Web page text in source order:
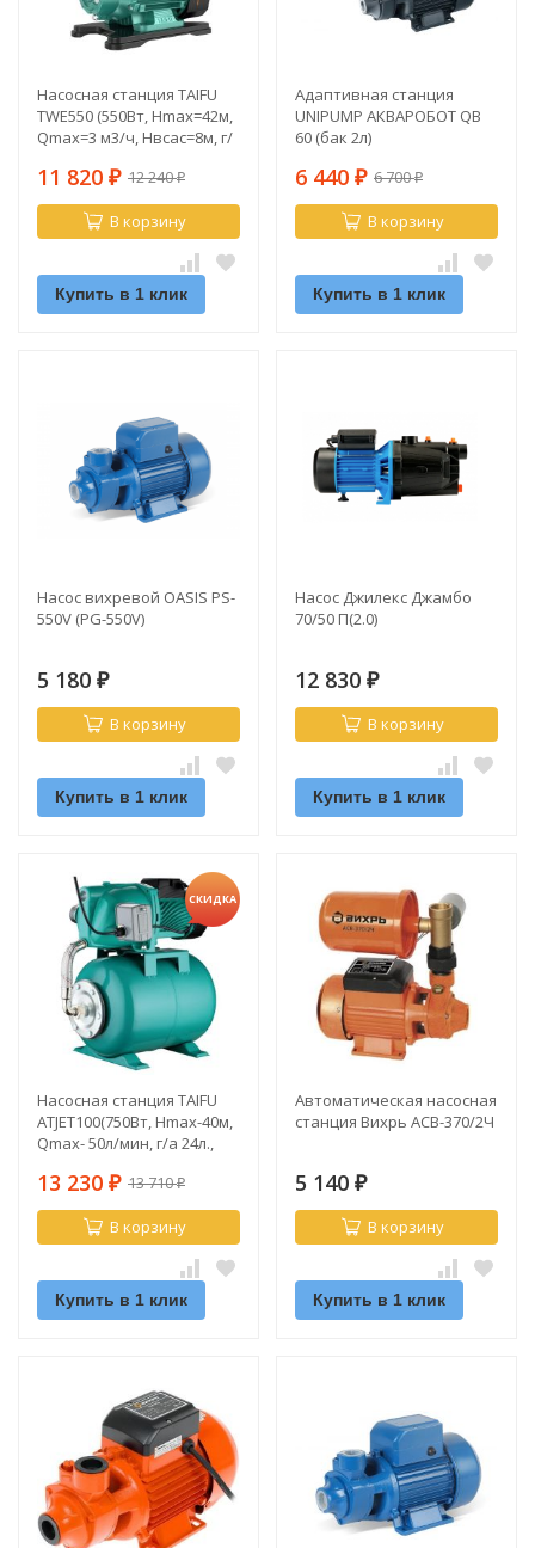
Насосная станция TAIFU
TWE550 (550Вт, Hmax=42м,
Qmax=3 м3/ч, Hвсас=8м, г/
11 820 ₽ 12 240₽
В корзину
Купить в 1 клик
Адаптивная станция
UNIPUMP АКВАРОБОТ QB
60 (бак 2л)
6 440 ₽ 6 700₽
В корзину
Купить в 1 клик
Насос вихревой OASIS PS-
550V (PG-550V)
5 180 ₽
В корзину
Купить в 1 клик
Насос Джилекс Джамбо
70/50 П(2.0)
12 830 ₽
В корзину
Купить в 1 клик
СКИДКА
Насосная станция TAIFU
ATJET100(750Вт, Hmax-40м,
Qmax- 50л/мин, г/а 24л.,
13 230 ₽ 13 710₽
В корзину
Купить в 1 клик
Автоматическая насосная
станция Вихрь АСВ-370/2Ч
5 140 ₽
В корзину
Купить в 1 клик